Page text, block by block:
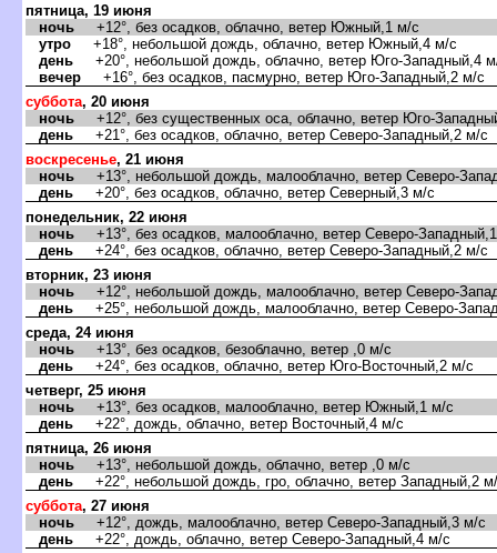
пятница, 19 июня
ночь +12°, без осадков, облачно, ветер Южный,1 м/с
утро +18°, небольшой дождь, облачно, ветер Южный,4 м/с
день +20°, небольшой дождь, облачно, ветер Юго-Западный,4
ечер +16°, без осадков, пасмурно, ветер Юго-Западный,2 м/с
суббота, 20 июня
ночь +12°, без существенных оса, облачно, ветер Юго-
день +21°, без осадков, облачно, ветер Северо-Западный,2 м/с
оскресенье, 21 июня
ночь +13°, небольшой дождь, малооблачно, ветер Северо-
день +20°, без осадков, облачно, ветер Северный,3 м/с
понедельник, 22 июня
ночь +13°, без осадков, малооблачно, ветер Северо-
день +24°, без осадков, облачно, ветер Северо-Западный,2 м/с
торник, 23 июня
ночь +12°, небольшой дождь, малооблачно, ветер Северо-
день +25°, небольшой дождь, малооблачно, ветер Северо-
среда, 24 июня
ночь +13°, без осадков, безоблачно, ветер ,0 м/с
день +24°, без осадков, облачно, ветер Юго-Восточный,2 м/с
четверг, 25 июня
ночь +13°, без осадков, малооблачно, ветер Южный,1 м/с
день +22°, дождь, облачно, ветер Восточный,4 м/с
пятница, 26 июня
ночь +13°, небольшой дождь, облачно, ветер ,0 м/с
день +22°, небольшой дождь, гро, облачно, ветер Западный,2
суббота, 27 июня
ночь +12°, дождь, малооблачно, ветер Северо-Западный,3 м/с
день +22°, дождь, облачно, ветер Северо-Западный,4 м/с